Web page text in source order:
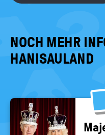
NOCH MEHR
HANISAULAND